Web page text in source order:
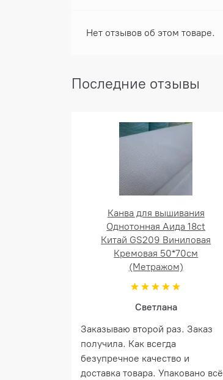
Нет отзывов об этом товаре.
Последние отзывы
Канва для вышивания
Однотонная Аида 18ct
Китай GS209 Виниловая
Кремовая 50*70см
(Метражом)
Светлана
Заказываю второй раз. Заказ
получила. Как всегда
безупречное качество и
доставка товара. Упаковано всё